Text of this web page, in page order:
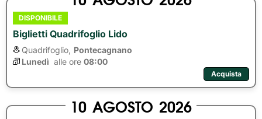
DISPONIBILE
Biglietti Quadrifoglio Lido
Quadrifoglio, Pontecagnano
Lunedì alle ore 08:00
Acquista
10 AGOSTO 2026